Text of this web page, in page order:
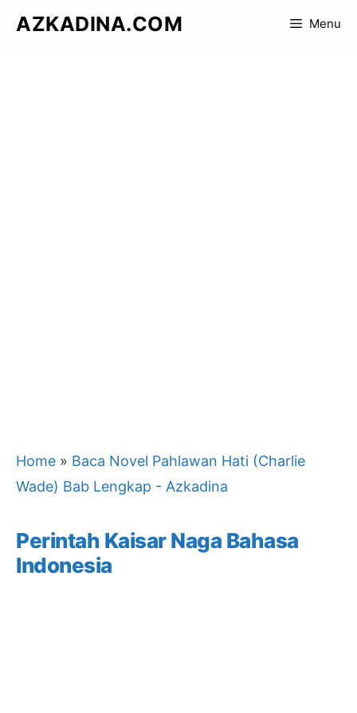
AZKADINA.COM Menu
Home » Baca Novel Pahlawan Hati (Charlie
Wade) Bab Lengkap - Azkadina
Perintah Kaisar Naga Bahasa
Indonesia